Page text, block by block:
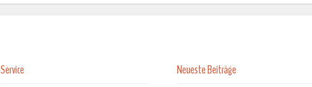
Service Neueste Beiträge